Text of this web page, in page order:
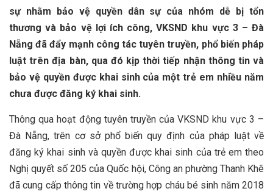
sự nhằm bảo vệ quyền dân sự của nhóm dễ bị tổn
thương và bảo vệ lợi ích công, VKSND khu vực 3 – Đà
Nẵng đã đẩy mạnh công tác tuyên truyền, phổ biến pháp
luật trên địa bàn, qua đó kịp thời tiếp nhận thông tin và
bảo vệ quyền được khai sinh của một trẻ em nhiều năm
chưa được đăng ký khai sinh.
Thông qua hoạt động tuyên truyền của VKSND khu vực 3 –
Đà Nẵng, trên cơ sở phổ biến quy định của pháp luật về
đăng ký khai sinh và quyền được khai sinh của trẻ em theo
Nghị quyết số 205 của Quốc hội, Công an phường Thanh Khê
đã cung cấp thông tin về trường hợp cháu bé sinh năm 2018